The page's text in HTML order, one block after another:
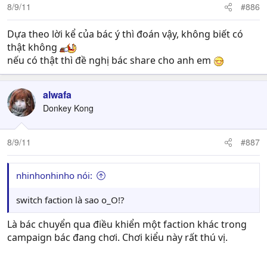
8/9/11 #886
Dựa theo lời kể của bác ý thì đoán vậy, không biết có
thật không
nếu có thật thì đề nghị bác share cho anh em
alwafa
Donkey Kong
8/9/11 #887
nhinhonhinho nói:
switch faction là sao o_O!?
Là bác chuyển qua điều khiển một faction khác trong
campaign bác đang chơi. Chơi kiểu này rất thú vị.